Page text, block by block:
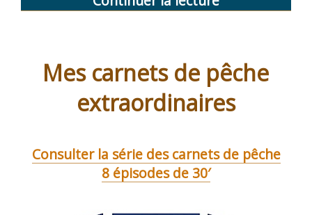
château »
Mes carnets de pêche
extraordinaires
Consulter la série des carnets de pêche
8 épisodes de 30′